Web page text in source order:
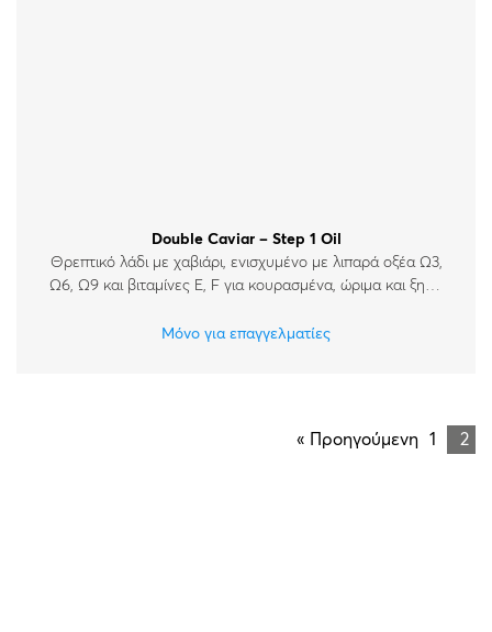
Double Caviar – Step 1 Oil
Θρεπτικό λάδι με χαβιάρι, ενισχυμένο με λιπαρά οξέα Ω3,
Ω6, Ω9 και βιταμίνες E, F για κουρασμένα, ώριμα και ξηρά
Μόνο για επαγγελματίες
« Προηγούμενη 1 2